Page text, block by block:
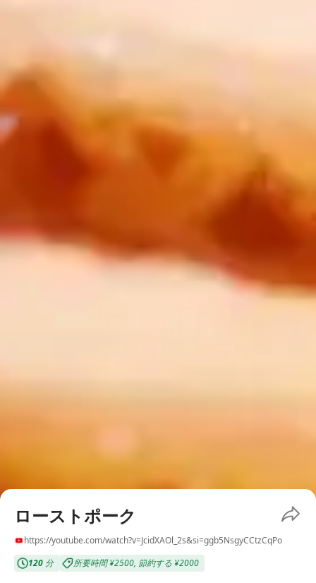
ローストポーク
https://youtube.com/watch?v=JcidXAOl_2s&si=ggb5NsgyCCtzCqPo
120 分 所要時間¥2500, 節約する ¥2000